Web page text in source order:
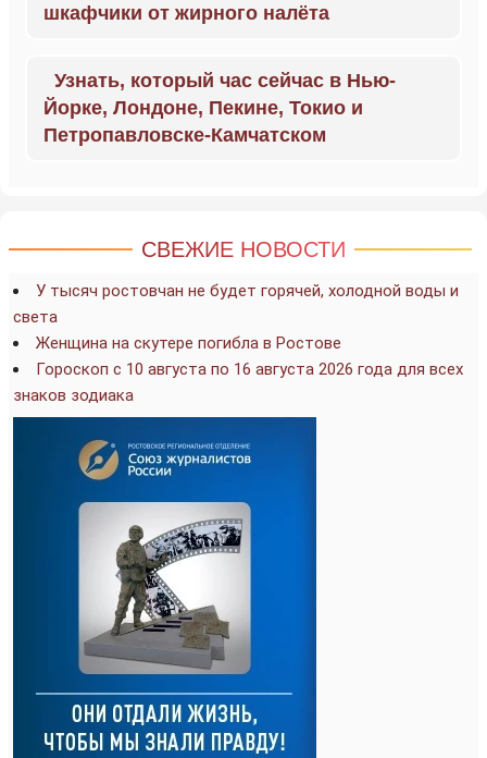
шкафчики от жирного налёта
Узнать, который час сейчас в Нью-
Йорке, Лондоне, Пекине, Токио и
Петропавловске-Камчатском
СВЕЖИЕ НОВОСТИ
У тысяч ростовчан не будет горячей, холодной воды и
света
Женщина на скутере погибла в Ростове
Гороскоп с 10 августа по 16 августа 2026 года для всех
знаков зодиака